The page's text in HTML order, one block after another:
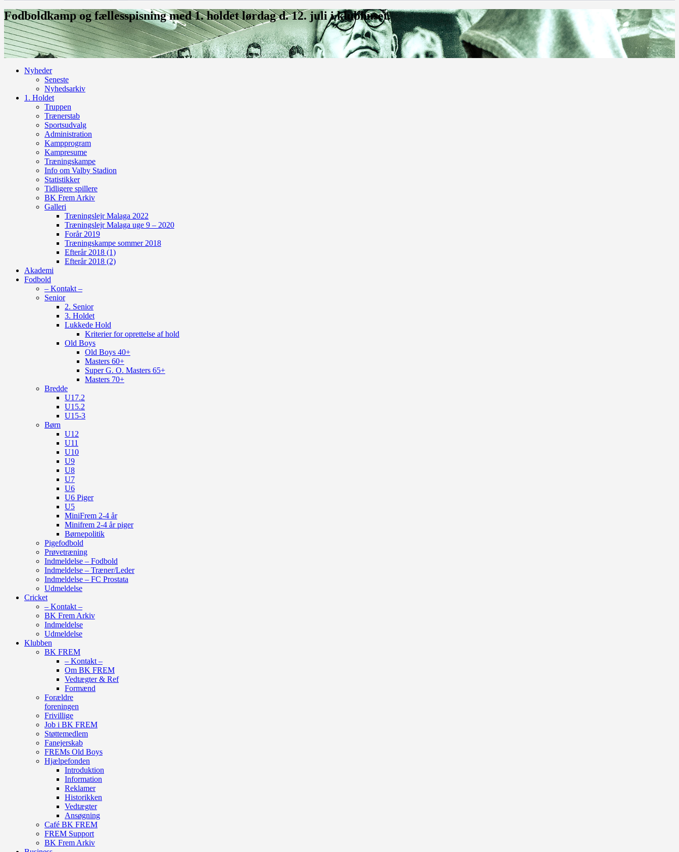
Fodboldkamp og fællesspisning med 1. holdet lørdag d. 12. juli i klubhuset.
Nyheder
Seneste
Nyhedsarkiv
1. Holdet
Truppen
Trænerstab
Sportsudvalg
Administration
Kampprogram
Kampresume
Træningskampe
Info om Valby Stadion
Statistikker
Tidligere spillere
BK Frem Arkiv
Galleri
Træningslejr Malaga 2022
Træningslejr Malaga uge 9 – 2020
Forår 2019
Træningskampe sommer 2018
Efterår 2018 (1)
Efterår 2018 (2)
Akademi
Fodbold
– Kontakt –
Senior
2. Senior
3. Holdet
Lukkede Hold
Kriterier for oprettelse af hold
Old Boys
Old Boys 40+
Masters 60+
Super G. O. Masters 65+
Masters 70+
Bredde
U17.2
U15.2
U15-3
Børn
U12
U11
U10
U9
U8
U7
U6
U6 Piger
U5
MiniFrem 2-4 år
Minifrem 2-4 år piger
Børnepolitik
Pigefodbold
Prøvetræning
Indmeldelse – Fodbold
Indmeldelse – Træner/Leder
Indmeldelse – FC Prostata
Udmeldelse
Cricket
– Kontakt –
BK Frem Arkiv
Indmeldelse
Udmeldelse
Klubben
BK FREM
– Kontakt –
Om BK FREM
Vedtægter & Ref
Formænd
Forældre
foreningen
Frivillige
Job i BK FREM
Støttemedlem
Fanejerskab
FREMs Old Boys
Hjælpefonden
Introduktion
Information
Reklamer
Historikken
Vedtægter
Ansøgning
Café BK FREM
FREM Support
BK Frem Arkiv